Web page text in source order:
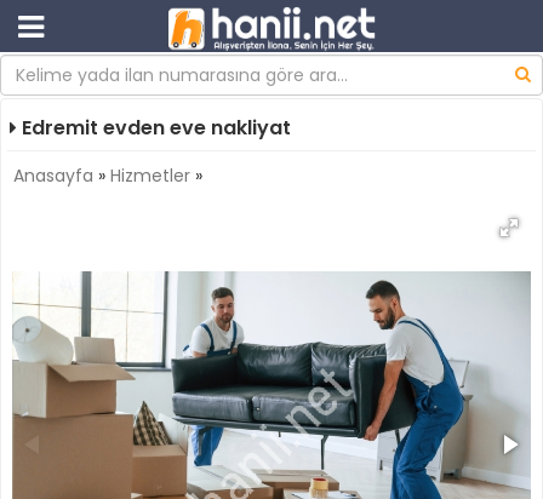
Edremit evden eve nakliyat
Anasayfa » Hizmetler »